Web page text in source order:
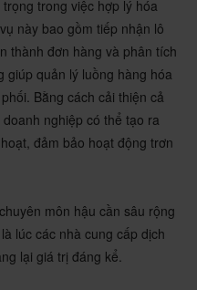
trong việc hợp lý hóa
này bao gồm tiếp nhận lô
thành đơn hàng và phân tích
giúp quản lý luồng hàng hóa
Bằng cách cải thiện cả
nghiệp có thể tạo ra
đảm bảo hoạt động trơn
môn hậu cần sâu rộng
lúc các nhà cung cấp dịch
lại giá trị đáng kể.​​